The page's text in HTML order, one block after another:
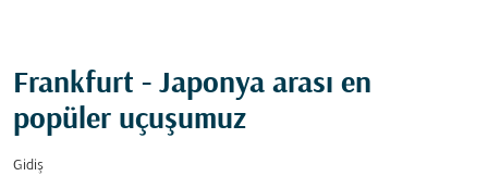
Frankfurt - Japonya arası en
popüler uçuşumuz
Gidiş